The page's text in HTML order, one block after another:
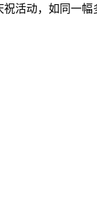
活动，如同一幅